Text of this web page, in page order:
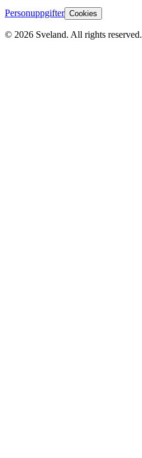
Personuppgifter Cookies
© 2026 Sveland. All rights reserved.